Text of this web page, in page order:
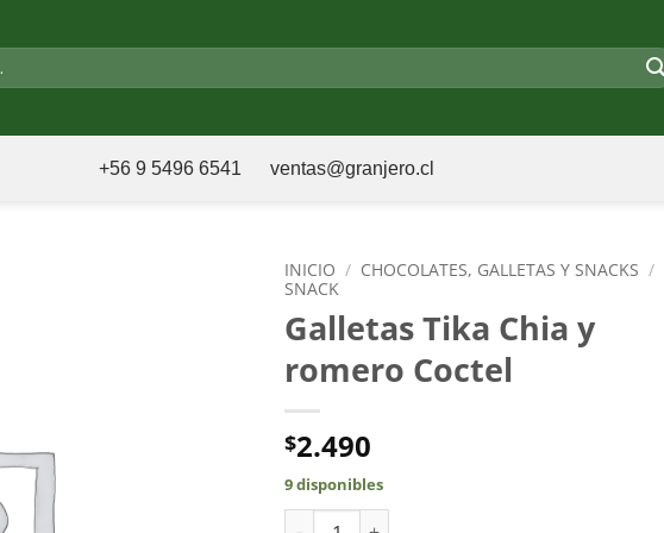
+56 9 5496 6541 ventas@granjero.cl
INICIO / CHOCOLATES, GALLETAS Y SNACKS /
SNACK
Galletas Tika Chia y
romero Coctel
$2.490
9 disponibles
Galletas Tika Chia y romero Coctel cantidad